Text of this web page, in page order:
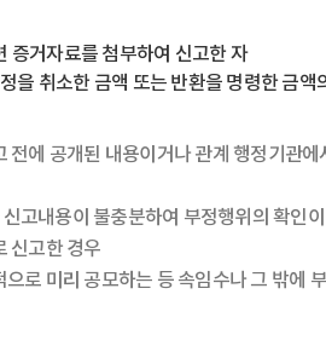
증거자료를 첨부하여 신고한 자
을 취소한 금액 또는 반환을 명령한 금
에 공개된 내용이거나 관계 행정기관
고내용이 불충분하여 부정행위의 확인
신고한 경우
로 미리 공모하는 등 속임수나 그 밖에